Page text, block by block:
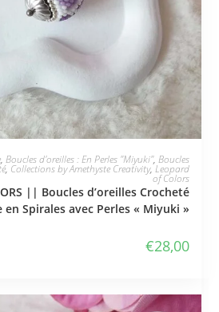
JE L'ADOPTE
, Boucles d'oreilles : En Perles "Miyuki", Boucles
, Collections by Amethyste Creativity,Leopard
of Colors
|| Boucles d’oreilles Crocheté
Spirales avec Perles « Miyuki »
€28,00